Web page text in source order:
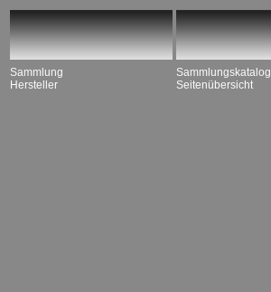
Sammlung
Hersteller
Sammlungskatalog
Seitenübersicht